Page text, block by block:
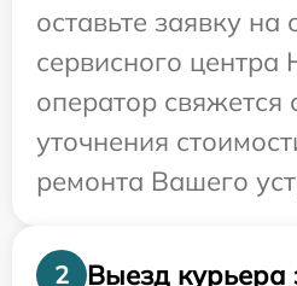
оставьте заявку на
сервисного
оператор свяжется
уточнения
ремонта Вашего
2
Выезд курьера